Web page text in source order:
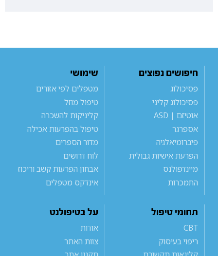
חיפושים נפוצים
פסיכולוג
פסיכולוג קליני
אוטיזם | ASD
אספרגר
פיברומיאלגיה
הפרעת אישיות גבולית
מיינדפולנס
התמכרות
שימושי
מטפלים לפי אזורים
טיפול מוזל
קליניקות להשכרה
טיפול בהפרעות אכילה
מדור הספרים
לוח דרושים
אבחון הפרעות קשב וריכוז
אינדקס מטפלים
תחומי טיפול
CBT
ריפוי בעיסוק
על בטיפולנט
אודות
צוות האתר